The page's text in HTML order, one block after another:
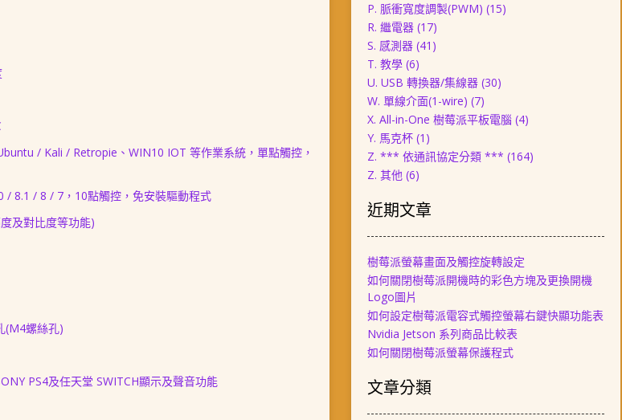
/ Kali / Retropie、WIN10 IOT 等作業系統， 單點觸控，
/ 8.1 / 8 / 7，10點觸控，免安裝驅動程式
及對比度等功能)
(M4螺絲孔)
PS4及任天堂 SWITCH顯示及聲音功能
P. 脈衝寬度調製(PWM) (15)
R. 繼電器 (17)
S. 感測器 (41)
T. 教學 (6)
U. USB 轉換器/集線器 (30)
W. 單線介面(1-wire) (7)
X. All-in-One 樹莓派平板電腦 (4)
Y. 馬克杯 (1)
Z. *** 依通訊協定分類 *** (164)
Z. 其他 (6)
近期文章
樹莓派螢幕畫面及觸控旋轉設定
如何關閉樹莓派開機時的彩色方塊及更換開機
Logo圖片
如何設定樹莓派電容式觸控螢幕右鍵快顯功能表
Nvidia Jetson 系列商品比較表
如何關閉樹莓派螢幕保護程式
文章分類